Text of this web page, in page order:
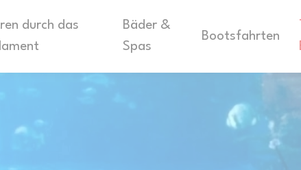
durch das
Bäder &
Spas
Bootsfahrten